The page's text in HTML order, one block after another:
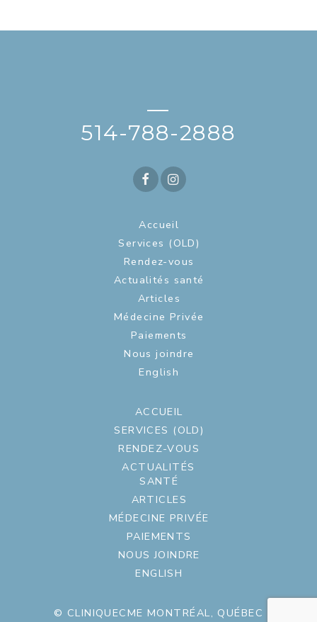
—
514-788-2888
Accueil
Services (OLD)
Rendez-vous
Actualités santé
Articles
Médecine Privée
Paiements
Nous joindre
English
ACCUEIL
SERVICES (OLD)
RENDEZ-VOUS
ACTUALITÉS
SANTÉ
ARTICLES
MÉDECINE PRIVÉE
PAIEMENTS
NOUS JOINDRE
ENGLISH
© CLINIQUECME MONTRÉAL, QUÉBEC